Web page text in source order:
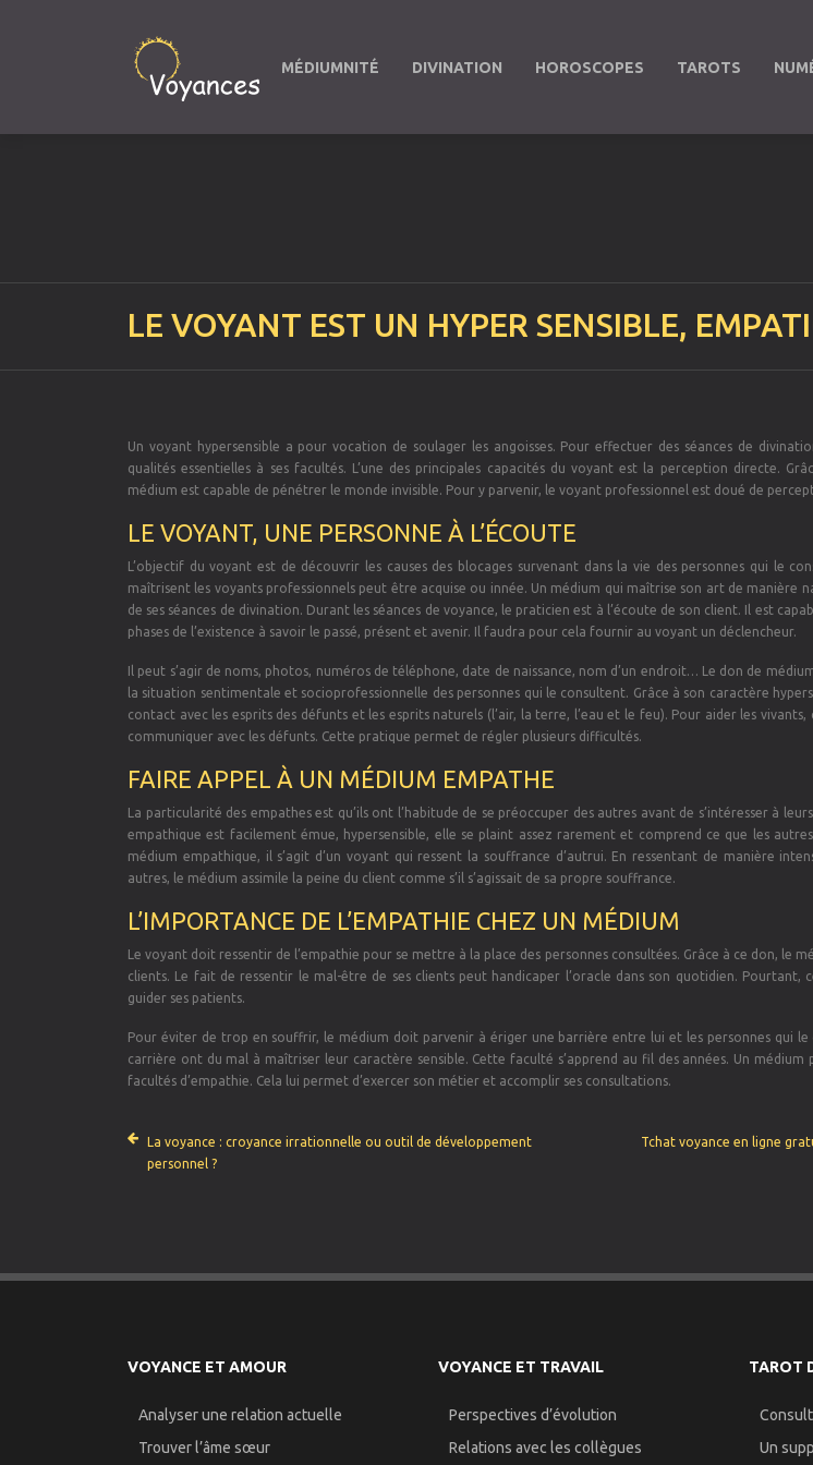
MÉDIUMNITÉ DIVINATION HOROSCOPES TAROTS
LE VOYANT EST UN HYPER SENSIBLE,
Un voyant hypersensible a pour vocation de soulager les angoisses. Pour effectuer des séances de
qualités essentielles à ses facultés. L’une des principales capacités du voyant est la perception directe.
médium est capable de pénétrer le monde invisible. Pour y parvenir, le voyant professionnel est doué de
LE VOYANT, UNE PERSONNE À L’ÉCOUTE
L’objectif du voyant est de découvrir les causes des blocages survenant dans la vie des personnes qui le
maîtrisent les voyants professionnels peut être acquise ou innée. Un médium qui maîtrise son art de manière
de ses séances de divination. Durant les séances de voyance, le praticien est à l’écoute de son client. Il est
phases de l’existence à savoir le passé, présent et avenir. Il faudra pour cela fournir au voyant un déclencheur.
Il peut s’agir de noms, photos, numéros de téléphone, date de naissance, nom d’un endroit… Le don de
la situation sentimentale et socioprofessionnelle des personnes qui le consultent. Grâce à son caractère
contact avec les esprits des défunts et les esprits naturels (l’air, la terre, l’eau et le feu). Pour aider les
communiquer avec les défunts. Cette pratique permet de régler plusieurs difficultés.
FAIRE APPEL À UN MÉDIUM EMPATHE
La particularité des empathes est qu’ils ont l’habitude de se préoccuper des autres avant de s’intéresser à
empathique est facilement émue, hypersensible, elle se plaint assez rarement et comprend ce que les
médium empathique, il s’agit d’un voyant qui ressent la souffrance d’autrui. En ressentant de manière
autres, le médium assimile la peine du client comme s’il s’agissait de sa propre souffrance.
L’IMPORTANCE DE L’EMPATHIE CHEZ UN MÉDIUM
Le voyant doit ressentir de l’empathie pour se mettre à la place des personnes consultées. Grâce à ce don, le
clients. Le fait de ressentir le mal-être de ses clients peut handicaper l’oracle dans son quotidien.
guider ses patients.
Pour éviter de trop en souffrir, le médium doit parvenir à ériger une barrière entre lui et les personnes qui le
carrière ont du mal à maîtriser leur caractère sensible. Cette faculté s’apprend au fil des années. Un médium
facultés d’empathie. Cela lui permet d’exercer son métier et accomplir ses consultations.
La voyance : croyance irrationnelle ou outil de développement
personnel ?
Tchat voyance en ligne
VOYANCE ET AMOUR
Analyser une relation actuelle
Trouver l’âme sœur
VOYANCE ET TRAVAIL
Perspectives d’évolution
Relations avec les collègues
TAROT
Un